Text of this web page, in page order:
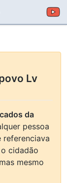
Lv
da
pessoa
referenciava
cidadão
mesmo